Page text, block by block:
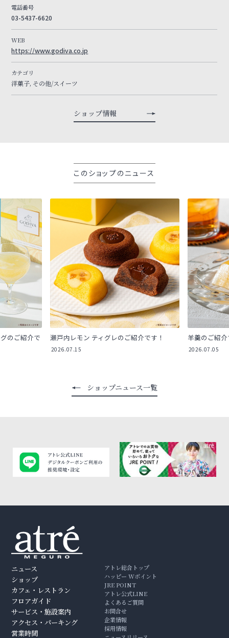
電話番号
03-5437-6620
WEB
https://www.godiva.co.jp
カテゴリ
洋菓子, その他/スイーツ
ショップ情報
このショップのニュース
のご紹介で 瀬戸内レモン ティグレのご紹介です！
2026.07.15
羊羹のご紹
2026.07.05
ショップニュース一覧
ニュース
ショップ
カフェ・レストラン
フロアガイド
サービス・施設案内
アクセス・パーキング
営業時間
アトレ総合トップ
ハッピー Wポイント
JRE POINT
アトレ公式LINE
よくあるご質問
お問合せ
企業情報
採用情報